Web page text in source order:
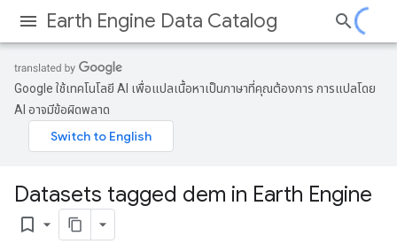
Earth Engine Data Catalog
Google ใช้เทคโนโลยี AI เพื่อแปลเนื้อหาเป็นภาษาที่คุณต้องการ การแปลโดย
AI อาจมีข้อผิดพลาด
Datasets tagged dem in Earth Engine
bookmark_border